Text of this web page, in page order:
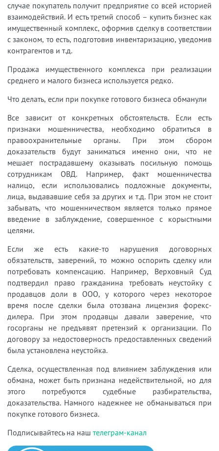
случае покупатель получит предприятие со всей историей
взаимодействий. И есть третий способ – купить бизнес как
имущественный комплекс, оформив сделку в соответствии
с законом, то есть, подготовив инвентаризацию, уведомив
контрагентов и т.д.
Продажа имущественного комплекса при реализации
среднего и малого бизнеса используется редко.
Что делать, если при покупке готового бизнеса обманули
Все зависит от конкретных обстоятельств. Если есть
признаки мошенничества, необходимо обратиться в
правоохранительные органы. При этом сбором
доказательств будут заниматься именно они, что не
мешает пострадавшему оказывать посильную помощь
сотрудникам ОВД. Например, факт мошенничества
налицо, если использовались подложные документы,
лица, выдававшие себя за других и т.д. При этом не стоит
забывать, что мошенничеством является только прямое
введение в заблуждение, совершенное с корыстными
целями.
Если же есть какие-то нарушения договорных
обязательств, заверений, то можно оспорить сделку или
потребовать компенсацию. Например, Верховный Суд
подтвердил право гражданина требовать неустойку с
продавцов доли в ООО, у которого через некоторое
время после сделки была отозвана лицензия форекс-
дилера. При этом продавцы давали заверение, что
госорганы не предъявят претензий к организации. По
договору за недостоверность предоставленных сведений
была установлена неустойка.
Сделка, осуществленная под влиянием заблуждения или
обмана, может быть признана недействительной, но для
этого потребуются судебные разбирательства,
доказательства. Намного надежнее не обманываться при
покупке готового бизнеса.
Подписывайтесь на наш телеграм-канал